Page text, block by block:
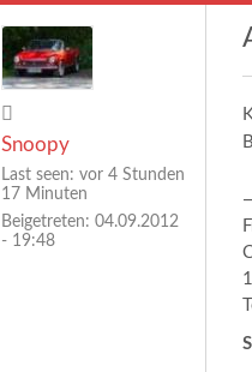
Snoopy
Last seen: vor 4 Stunden
17 Minuten
Beigetreten: 04.09.2012
- 19:48